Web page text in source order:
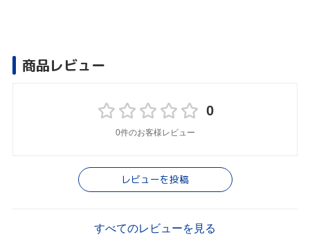
商品レビュー
0
0件のお客様レビュー
レビューを投稿
すべてのレビューを見る